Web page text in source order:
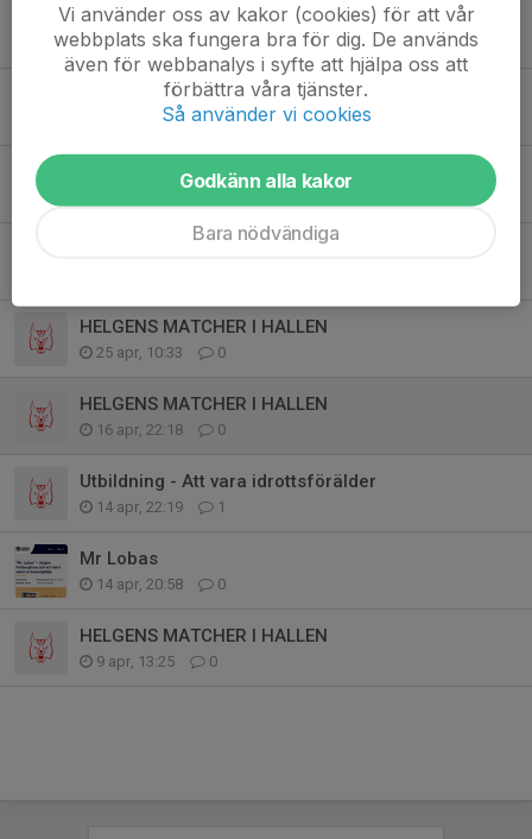
11 maj, 22:14 0
HELGENS MATCHER I HALLEN
8 maj, 20:43 0
Drillo - Summer Camp - Födda 2009 - 2014
HELGENS MATCHER I HALLEN
HELGENS MATCHER I HALLEN
25 apr, 10:33 0
HELGENS MATCHER I HALLEN
16 apr, 22:18 0
Utbildning - Att vara idrottsförälder
14 apr, 22:19 1
Mr Lobas
14 apr, 20:58 0
HELGENS MATCHER I HALLEN
9 apr, 13:25 0
Vi använder oss av kakor (cookies) för att vår
webbplats ska fungera bra för dig. De används
även för webbanalys i syfte att hjälpa oss att
förbättra våra tjänster.
Så använder vi cookies
Godkänn alla kakor
Bara nödvändiga